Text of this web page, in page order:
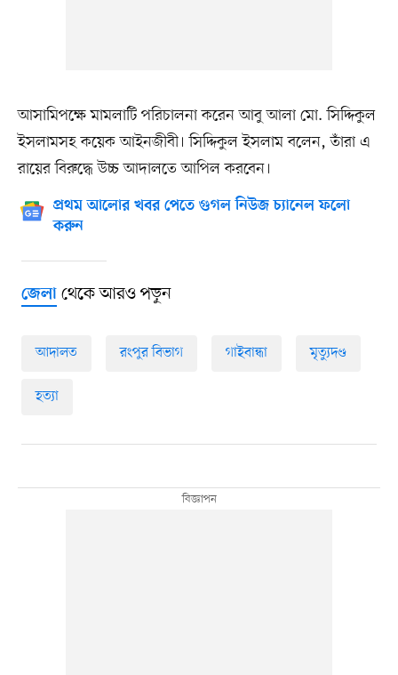
আসামিপক্ষে মামলাটি পরিচালনা করেন আবু আলা মো. সিদ্দিকুল
ইসলামসহ কয়েক আইনজীবী। সিদ্দিকুল ইসলাম বলেন, তাঁরা এ
রায়ের বিরুদ্ধে উচ্চ আদালতে আপিল করবেন।
প্রথম আলোর খবর পেতে গুগল নিউজ চ্যানেল ফলো
করুন
জেলাথেকে আরও পড়ুন
আদালত রংপুর বিভাগ গাইবান্ধা মৃত্যুদণ্ড
হত্যা